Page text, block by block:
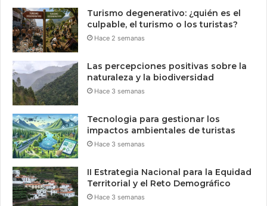
Turismo degenerativo: ¿quién es el
culpable, el turismo o los turistas?
Hace 2 semanas
Las percepciones positivas sobre la
naturaleza y la biodiversidad
Hace 3 semanas
Tecnologia para gestionar los
impactos ambientales de turistas
Hace 3 semanas
II Estrategia Nacional para la Equidad
Territorial y el Reto Demográfico
Hace 3 semanas